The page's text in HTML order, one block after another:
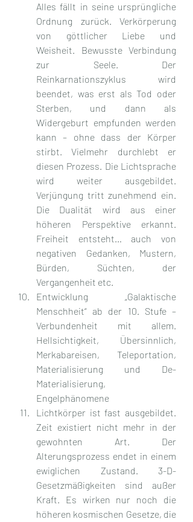
Alles fällt in seine ursprüngliche
Ordnung zurück. Verkörperung
von göttlicher Liebe und
Weisheit. Bewusste Verbindung
zur Seele. Der
Reinkarnationszyklus wird
beendet, was erst als Tod oder
Sterben, und dann als
Widergeburt empfunden werden
kann – ohne dass der Körper
stirbt. Vielmehr durchlebt er
diesen Prozess. Die Lichtsprache
wird weiter ausgebildet.
Verjüngung tritt zunehmend ein.
Die Dualität wird aus einer
höheren Perspektive erkannt.
Freiheit entsteht… auch von
negativen Gedanken, Mustern,
Bürden, Süchten, der
Vergangenheit etc.
Entwicklung „Galaktische
Menschheit“ ab der 10. Stufe –
Verbundenheit mit allem.
Hellsichtigkeit, Übersinnlich,
Merkabareisen, Teleportation,
Materialisierung und De-
Materialisierung,
Engelphänomene
Lichtkörper ist fast ausgebildet.
Zeit existiert nicht mehr in der
gewohnten Art. Der
Alterungsprozess endet in einem
ewiglichen Zustand. 3-D-
Gesetzmäßigkeiten sind außer
Kraft. Es wirken nur noch die
höheren kosmischen Gesetze, die